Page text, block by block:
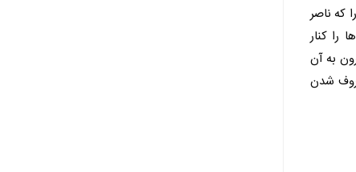
که ناصر
را کنار
به آن
شدن